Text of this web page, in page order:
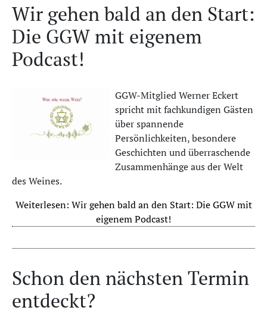
Wir gehen bald an den Start:
Die GGW mit eigenem
Podcast!
GGW-Mitglied Werner Eckert
spricht mit fachkundigen Gästen
über spannende
Persönlichkeiten, besondere
Geschichten und überraschende
Zusammenhänge aus der Welt
des Weines.
Weiterlesen: Wir gehen bald an den Start: Die GGW mit
eigenem Podcast!
Schon den nächsten Termin
entdeckt?